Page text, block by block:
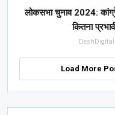
लोकसभा चुनाव 2024:
कितना
DeshDigital
Load More